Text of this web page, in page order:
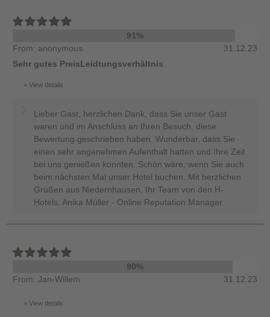
91%
From: anonymous
31.12.23
Sehr gutes PreisLeidtungsverhältnis
View details
Lieber Gast, herzlichen Dank, dass Sie unser Gast
waren und im Anschluss an Ihren Besuch, diese
Bewertung geschrieben haben. Wunderbar, dass Sie
einen sehr angenehmen Aufenthalt hatten und Ihre Zeit
bei uns genießen konnten. Schön wäre, wenn Sie auch
beim nächsten Mal unser Hotel buchen. Mit herzlichen
Grüßen aus Niedernhausen, Ihr Team von den H-
Hotels, Anika Müller - Online Reputation Manager
90%
From: Jan-Willem
31.12.23
View details